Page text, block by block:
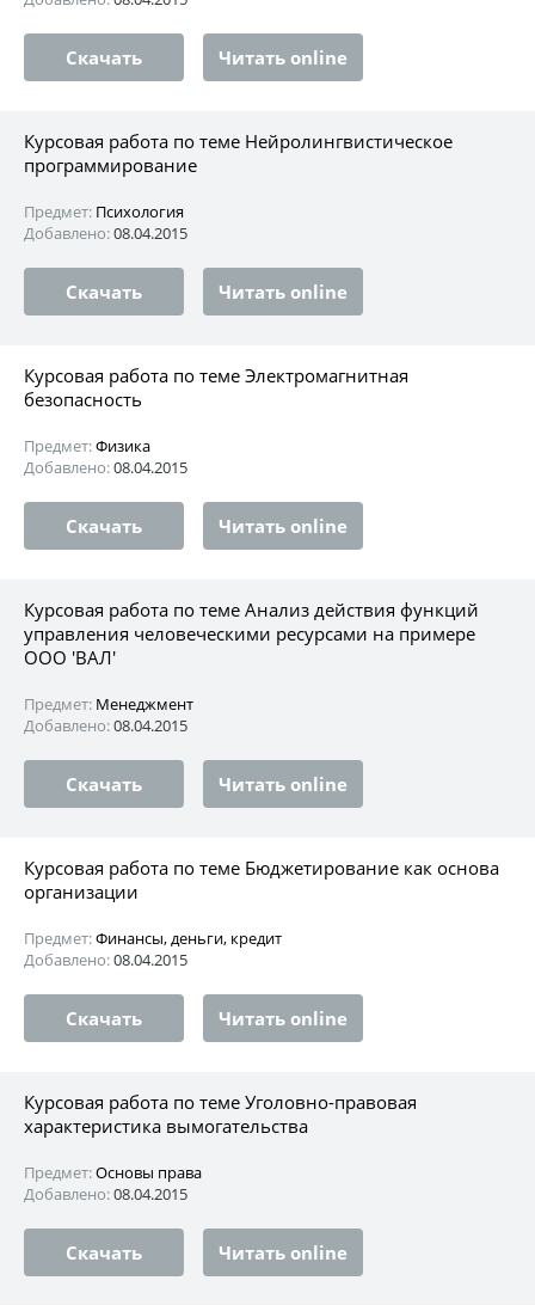
Скачать Читать online
Курсовая работа по теме Нейролингвистическое
программирование
Предмет: Психология
Добавлено:08.04.2015
Скачать Читать online
Курсовая работа по теме Электромагнитная
безопасность
Предмет:Физика
Добавлено:08.04.2015
Скачать Читать online
Курсовая работа по теме Анализ действия функций
управления человеческими ресурсами на примере
ООО 'ВАЛ'
Предмет: Менеджмент
Добавлено:08.04.2015
Скачать Читать online
Курсовая работа по теме Бюджетирование как основа
организации
Предмет:Финансы, деньги, кредит
Добавлено:08.04.2015
Скачать Читать online
Курсовая работа по теме Уголовно-правовая
характеристика вымогательства
Предмет:Основы права
Добавлено:08.04.2015
Скачать Читать online